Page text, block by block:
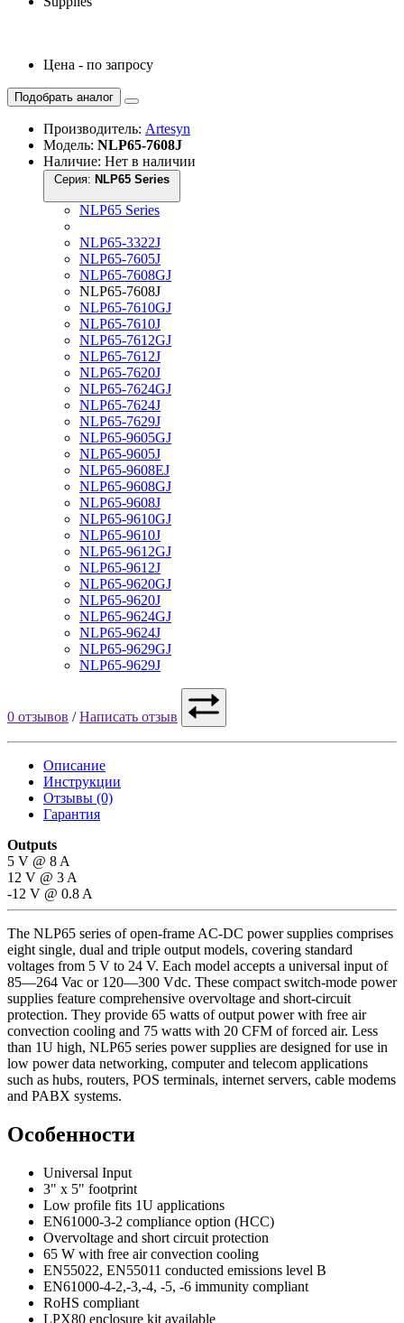
Цена - по запросу
Подобрать аналог
Производитель: Artesyn
Модель: NLP65-7608J
Наличие: Нет в наличии
Серия:
NLP65 Series
NLP65-3322J
NLP65-7605J
NLP65-7608GJ
NLP65-7608J
NLP65-7610GJ
NLP65-7610J
NLP65-7612GJ
NLP65-7612J
NLP65-7620J
NLP65-7624GJ
NLP65-7624J
NLP65-7629J
NLP65-9605GJ
NLP65-9605J
NLP65-9608EJ
NLP65-9608GJ
NLP65-9608J
NLP65-9610GJ
NLP65-9610J
NLP65-9612GJ
NLP65-9612J
NLP65-9620GJ
NLP65-9620J
NLP65-9624GJ
NLP65-9624J
NLP65-9629GJ
NLP65-9629J
0 отзывов /Написать отзыв
Описание
Инструкции
Отзывы (0)
Гарантия
Outputs
5 V @ 8 A
12 V @ 3 A
-12 V @ 0.8 A
The NLP65 series of open-frame AC-DC power supplies comprises
eight single, dual and triple output models, covering standard
voltages from 5 V to 24 V. Each model accepts a universal input of
85—264 Vac or 120—300 Vdc. These compact switch-mode power
supplies feature comprehensive overvoltage and short-circuit
protection. They provide 65 watts of output power with free air
convection cooling and 75 watts with 20 CFM of forced air. Less
than 1U high, NLP65 series power supplies are designed for use in
low power data networking, computer and telecom applications
such as hubs, routers, POS terminals, internet servers, cable modems
and PABX systems.
Особенности
Universal Input
3" x 5" footprint
Low profile fits 1U applications
EN61000-3-2 compliance option (HCC)
Overvoltage and short circuit protection
65 W with free air convection cooling
EN55022, EN55011 conducted emissions level B
EN61000-4-2,-3,-4, -5, -6 immunity compliant
RoHS compliant
LPX80 enclosure kit available